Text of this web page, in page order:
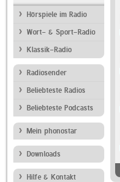
Hörspiele im Radio
Wort- & Sport-Radio
Klassik-Radio
Radiosender
Beliebteste Radios
Beliebteste Podcasts
Mein phonostar
Downloads
Hilfe & Kontakt